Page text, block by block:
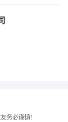
务必谨慎！